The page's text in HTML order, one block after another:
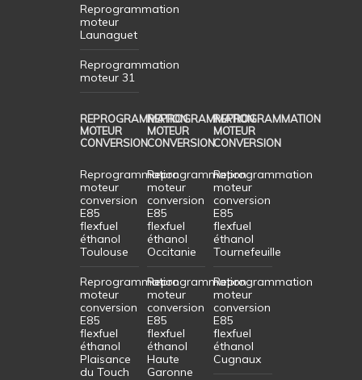
Reprogrammation
moteur
Launaguet
Reprogrammation
moteur 31
REPROGRAMMATION
MOTEUR
CONVERSION
Reprogrammation
moteur
conversion
E85
flexfuel
éthanol
Toulouse
Reprogrammation
moteur
conversion
E85
flexfuel
éthanol
Plaisance
du Touch
REPROGRAMMATION
MOTEUR
CONVERSION
Reprogrammation
moteur
conversion
E85
flexfuel
éthanol
Occitanie
Reprogrammation
moteur
conversion
E85
flexfuel
éthanol
Haute
Garonne
REPROGRAMMATION
MOTEUR
CONVERSION
Reprogrammation
moteur
conversion
E85
flexfuel
éthanol
Tournefeuille
Reprogrammation
moteur
conversion
E85
flexfuel
éthanol
Cugnaux